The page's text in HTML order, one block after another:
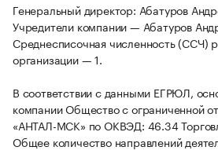
Генеральный директор: Абатуров
Учредители компании — Абатуров
Среднесписочная численность (ССЧ)
организации — 1.
В соответствии с данными ЕГРЮЛ,
компании Общество с ограниченной
«АНТАЛ-МСК» по ОКВЭД: 46.34
Общее количество направлений